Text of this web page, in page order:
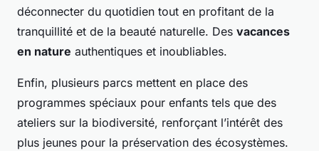
déconnecter du quotidien tout en profitant de la
tranquillité et de la beauté naturelle. Des vacances
en nature authentiques et inoubliables.
Enfin, plusieurs parcs mettent en place des
programmes spéciaux pour enfants tels que des
ateliers sur la biodiversité, renforçant l’intérêt des
plus jeunes pour la préservation des écosystèmes.